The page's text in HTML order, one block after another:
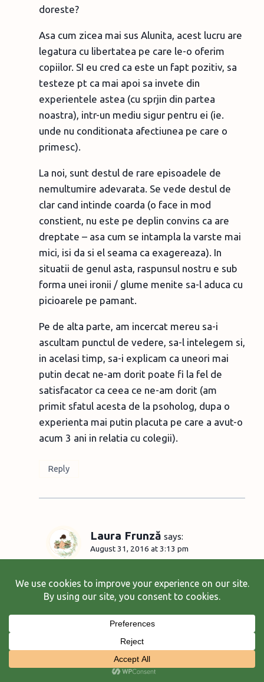
doreste?
Asa cum zicea mai sus Alunita, acest lucru are
legatura cu libertatea pe care le-o oferim
copiilor. SI eu cred ca este un fapt pozitiv, sa
testeze pt ca mai apoi sa invete din
experientele astea (cu sprjin din partea
noastra), intr-un mediu sigur pentru ei (ie.
unde nu conditionata afectiunea pe care o
primesc).
La noi, sunt destul de rare episoadele de
nemultumire adevarata. Se vede destul de
clar cand intinde coarda (o face in mod
constient, nu este pe deplin convins ca are
dreptate – asa cum se intampla la varste mai
mici, isi da si el seama ca exagereaza). In
situatii de genul asta, raspunsul nostru e sub
forma unei ironii / glume menite sa-l aduca cu
picioarele pe pamant.
Pe de alta parte, am incercat mereu sa-i
ascultam punctul de vedere, sa-l intelegem si,
in acelasi timp, sa-i explicam ca uneori mai
putin decat ne-am dorit poate fi la fel de
satisfacator ca ceea ce ne-am dorit (am
primit sfatul acesta de la psoholog, dupa o
experienta mai putin placuta pe care a avut-o
acum 3 ani in relatia cu colegii).
Reply
Laura Frunză says:
August 31, 2016 at 3:13 pm
Eu evit sa-i spun ca poate face orice pentru
ca realitatea este ca oricat ai fi de
perseverent si de tenace, nu poti face
orice. Si atunci faptul ca esuezi poate fi si
mai dureros, ca doar ai crescut cu ideea ca
poti face orice. Am citit candva un articol
despre asta, despre generatia “entitled”